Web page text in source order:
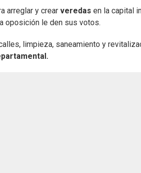
arreglar y crear veredas en la capital
oposición le den sus votos.
limpieza, saneamiento y